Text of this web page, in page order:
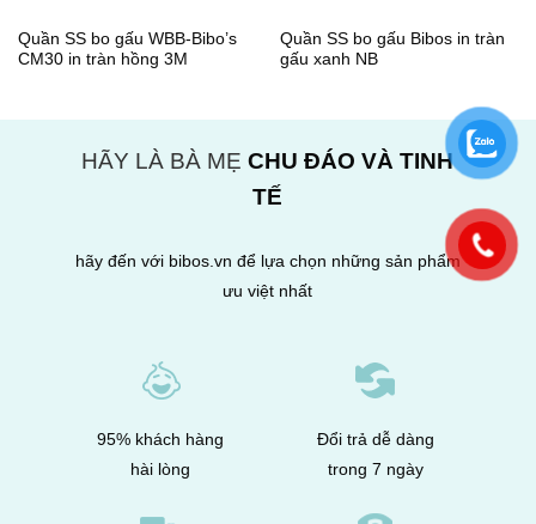
Quần SS bo gấu WBB-Bibo’s
CM30 in tràn hồng 3M
Quần SS bo gấu Bibos in tràn
gấu xanh NB
HÃY LÀ BÀ MẸ CHU ĐÁO VÀ TINH
TẾ
hãy đến với bibos.vn để lựa chọn những sản phẩm
ưu việt nhất
95% khách hàng
hài lòng
Đổi trả dễ dàng
trong 7 ngày